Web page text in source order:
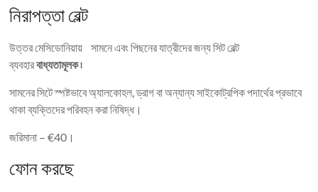
নিরাপত্তা বেল্ট
উত্তর মেসিডোনিয়ায় সামনে এবং পিছনের যাত্রীদের জন্য সিট বেল্ট
ব্যবহারবাধ্যতামূলক ৷
সামনের সিটে স্পষ্টভাবে অ্যালকোহল, ড্রাগ বা অন্যান্য সাইকোট্রপিক পদার্থের প্রভাবে
থাকা ব্যক্তিদের পরিবহন করা নিষিদ্ধ।
জরিমানা – €40।
ফোন করছে